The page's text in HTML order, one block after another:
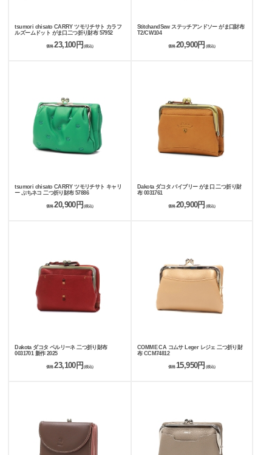
tsumori chisato CARRY ツモリチサト カラフ
ルズームドット がま口二つ折り財布 57952
価格 23,100円(税込)
StitchandSew ステッチアンドソー がま口財布
T2/CW104
価格20,900円 (税込)
tsumori chisato CARRY ツモリチサト キャリ
ー ぷちネコ 二つ折り財布 57886
価格 20,900円 (税込)
Dakota ダコタ バイブリー がま口 二つ折り財
布 0031761
価格20,900円 (税込)
Dakota ダコタ ペルリーネ 二つ折り財布
0031701 新作 2025
価格 23,100円(税込)
COMME CA コムサ Leger レジェ 二つ折り財
布 CCM74812
価格 15,950円 (税込)